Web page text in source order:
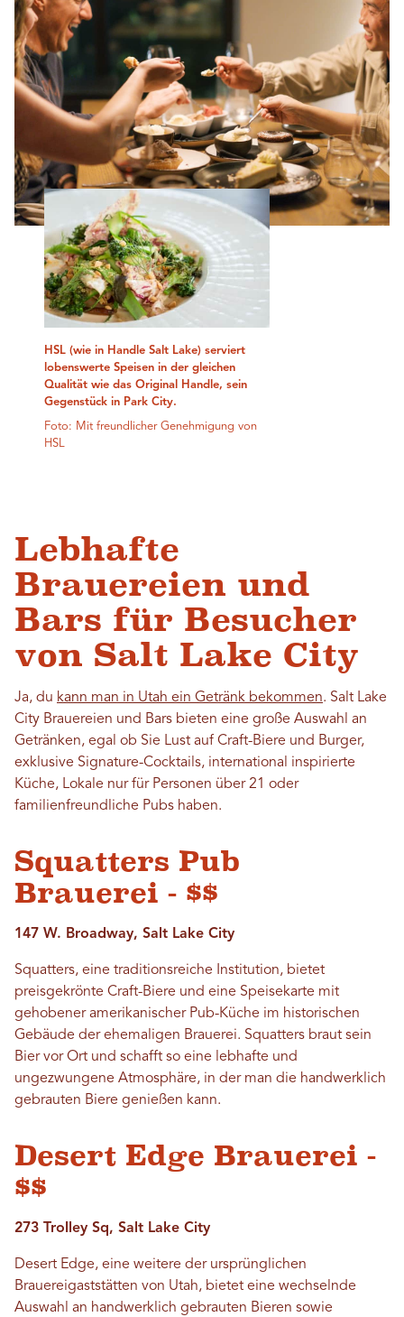
HSL (wie in Handle Salt Lake) serviert
lobenswerte Speisen in der gleichen
Qualität wie das Original Handle, sein
Gegenstück in Park City.
Foto: Mit freundlicher Genehmigung von
HSL
Lebhafte
Brauereien und
Bars für Besucher
von Salt Lake City
Ja, du kann man in Utah ein Getränk bekommen. Salt Lake
City Brauereien und Bars bieten eine große Auswahl an
Getränken, egal ob Sie Lust auf Craft-Biere und Burger,
exklusive Signature-Cocktails, international inspirierte
Küche, Lokale nur für Personen über 21 oder
familienfreundliche Pubs haben.
Squatters Pub
Brauerei - $$
147 W. Broadway, Salt Lake City
Squatters, eine traditionsreiche Institution, bietet
preisgekrönte Craft-Biere und eine Speisekarte mit
gehobener amerikanischer Pub-Küche im historischen
Gebäude der ehemaligen Brauerei. Squatters braut sein
Bier vor Ort und schafft so eine lebhafte und
ungezwungene Atmosphäre, in der man die handwerklich
gebrauten Biere genießen kann.
Desert Edge Brauerei -
$$
273 Trolley Sq, Salt Lake City
Desert Edge, eine weitere der ursprünglichen
Brauereigaststätten von Utah, bietet eine wechselnde
Auswahl an handwerklich gebrauten Bieren sowie